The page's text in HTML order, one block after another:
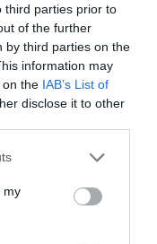
third parties prior to
of the further
by third parties on the
information may
on the IAB’s List of
disclose it to other
my